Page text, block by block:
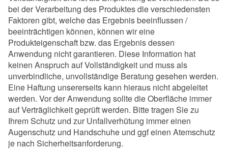
bei der Verarbeitung des Produktes die verschiedensten
Faktoren gibt, welche das Ergebnis beeinflussen /
beeinträchtigen können, können wir eine
Produkteigenschaft bzw. das Ergebnis dessen
Anwendung nicht garantieren. Diese Information hat
keinen Anspruch auf Vollständigkeit und muss als
unverbindliche, unvollständige Beratung gesehen werden.
Eine Haftung unsererseits kann hieraus nicht abgeleitet
werden. Vor der Anwendung sollte die Oberfläche immer
auf Verträglichkeit geprüft werden. Bitte tragen Sie zu
Ihrem Schutz und zur Unfallverhütung immer einen
Augenschutz und Handschuhe und ggf einen Atemschutz
je nach Sicherheitsanforderung.